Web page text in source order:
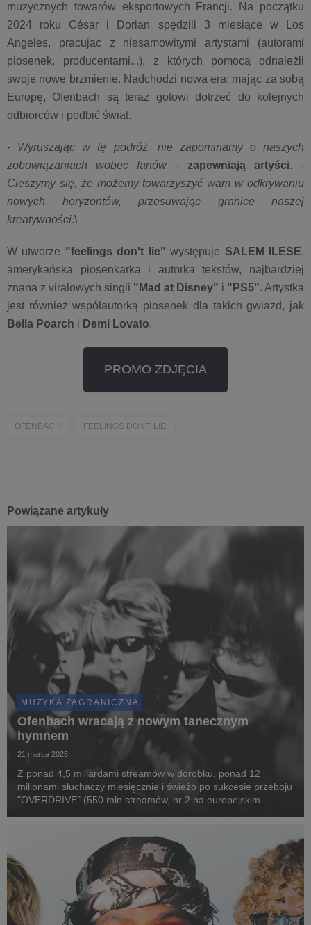
muzycznych towarów eksportowych Francji. Na początku
2024 roku César i Dorian spędzili 3 miesiące w Los
Angeles, pracując z niesamowitymi artystami (autorami
piosenek, producentami...), z których pomocą odnaleźli
swoje nowe brzmienie. Nadchodzi nowa era: mając za sobą
Europę, Ofenbach są teraz gotowi dotrzeć do kolejnych
odbiorców i podbić świat.
- Wyruszając w tę podróż, nie zapominamy o naszych
zobowiązaniach wobec fanów - zapewniają artyści. -
Cieszymy się, że możemy towarzyszyć wam w odkrywaniu
nowych horyzontów, przesuwając granice naszej
kreatywności.\
W utworze "feelings don't lie"występuje SALEM ILESE,
amerykańska piosenkarka i autorka tekstów, najbardziej
znana z viralowych singli "Mad at Disney" i "PS5". Artystka
jest również współautorką piosenek dla takich gwiazd, jak
Bella Poarch i Demi Lovato.
PROMO ZDJĘCIA
OFENBACH FEELINGS DON'T LIE
Powiązane artykuły
MUZYKA ZAGRANICZNA
Ofenbach wracają z nowym tanecznym
hymnem
21 marca 2025
Z ponad 4,5 miliardami streamów w dorobku, ponad 12
milionami słuchaczy miesięcznie i świeżo po sukcesie przeboju
"OVERDRIVE" (550 mln streamów, nr 2 na europejskim